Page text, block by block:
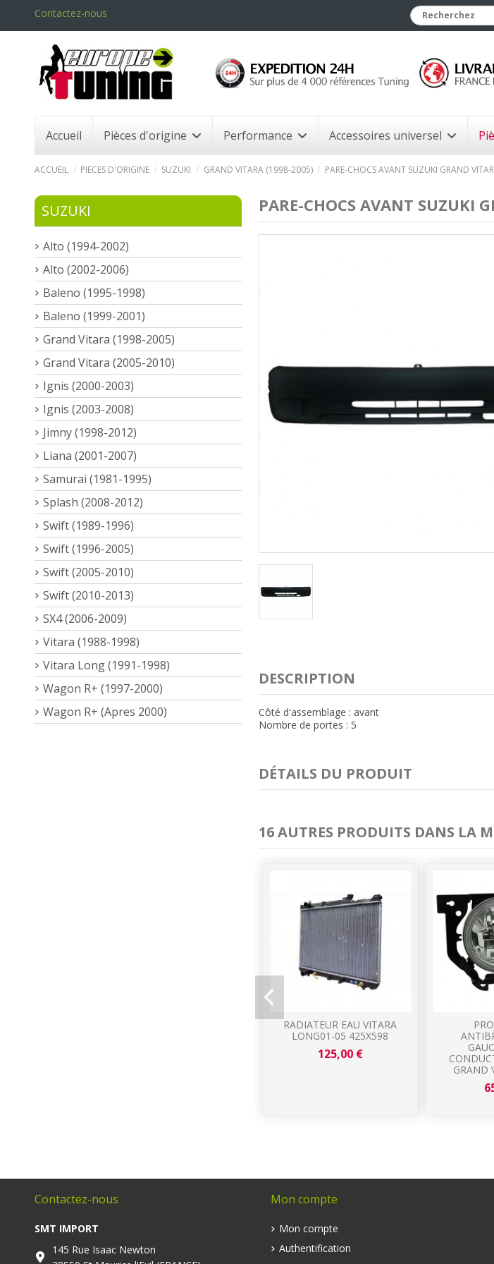
Contactez-nous
Accueil Pièces d'origine Performance Accessoires universel
ACCUEIL PIECES D'ORIGINE SUZUKI GRAND VITARA (1998-2005) PARE-CHOCS AVANT SUZUKI GRAND
PARE-CHOCS AVANT SUZUKI
DESCRIPTION
Côté d'assemblage : avant
Nombre de portes : 5
DÉTAILS DU PRODUIT
16 AUTRES PRODUITS DANS LA
RADIATEUR EAU VITARA
LONG01-05 425X598
125,00 €
GRAND
SUZUKI
Alto (1994-2002)
Alto (2002-2006)
Baleno (1995-1998)
Baleno (1999-2001)
Grand Vitara (1998-2005)
Grand Vitara (2005-2010)
Ignis (2000-2003)
Ignis (2003-2008)
Jimny (1998-2012)
Liana (2001-2007)
Samurai (1981-1995)
Splash (2008-2012)
Swift (1989-1996)
Swift (1996-2005)
Swift (2005-2010)
Swift (2010-2013)
SX4 (2006-2009)
Vitara (1988-1998)
Vitara Long (1991-1998)
Wagon R+ (1997-2000)
Wagon R+ (Apres 2000)
Contactez-nous
SMT IMPORT
145 Rue Isaac Newton
Mon compte
Mon compte
Authentification